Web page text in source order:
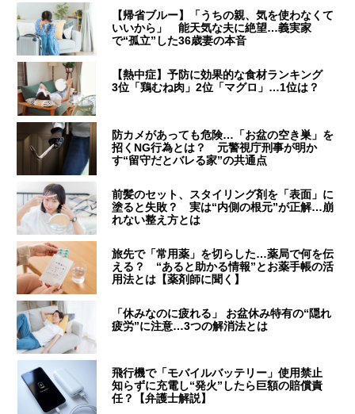
【帰省ブルー】「うちの親、気を使わなくて
いいから」 能天気な夫に絶望…義実家
で“孤立”した36歳妻の本音
【熱中症】予防に効果的な食材ランキング
3位「鶏むね肉」2位「マグロ」…1位は？
防カメがあっても危険…「お盆の空き巣」を
招くNG行為とは？ 元警視庁刑事が明か
す“留守だとバレる家”の共通点
前髪のセット、スタイリング剤を「表面」に
塗ると失敗？ 実は“内側の根元”が正解…崩
れない整え方とは
旅先で「常用薬」を切らした…薬局で何を伝
える？ “あると助かる情報”とお薬手帳の活
用法とは【薬剤師に聞く】
「休みなのに疲れる」 お盆休み特有の“隠れ
疲労”に注意…3つの解消法とは
飛行機で「モバイルバッテリー」使用禁止
知らずに充電し“発火”したら巨額の賠償責
任？【弁護士解説】